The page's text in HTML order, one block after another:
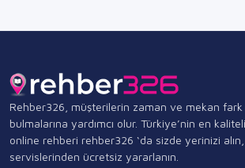
Rehber326, müşterilerin zaman ve mekan
bulmalarına yardımcı olur. Türkiye’nin en
online rehberi rehber326 ‘da sizde yerinizi
servislerinden ücretsiz yararlanın.